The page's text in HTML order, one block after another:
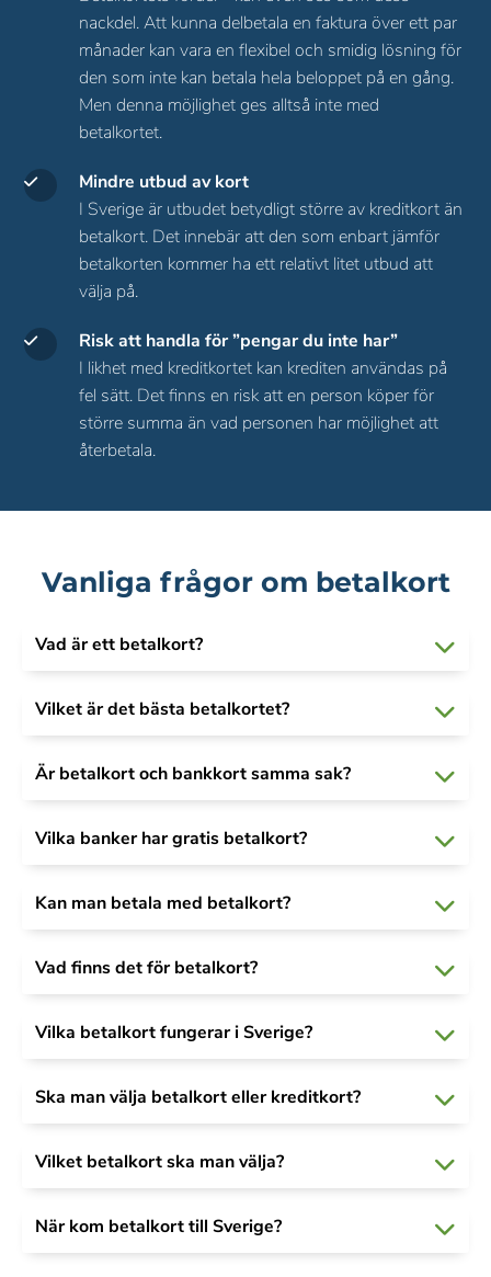
nackdel. Att kunna delbetala en faktura över ett par
månader kan vara en flexibel och smidig lösning för
den som inte kan betala hela beloppet på en gång.
Men denna möjlighet ges alltså inte med
betalkortet.
Mindre utbud av kort
I Sverige är utbudet betydligt större av kreditkort än
betalkort. Det innebär att den som enbart jämför
betalkorten kommer ha ett relativt litet utbud att
välja på.
Risk att handla för ”pengar du inte har”
I likhet med kreditkortet kan krediten användas på
fel sätt. Det finns en risk att en person köper för
större summa än vad personen har möjlighet att
återbetala.
Vanliga frågor om betalkort
Vad är ett betalkort?
Vilket är det bästa betalkortet?
Är betalkort och bankkort samma sak?
Vilka banker har gratis betalkort?
Kan man betala med betalkort?
Vad finns det för betalkort?
Vilka betalkort fungerar i Sverige?
Ska man välja betalkort eller kreditkort?
Vilket betalkort ska man välja?
När kom betalkort till Sverige?